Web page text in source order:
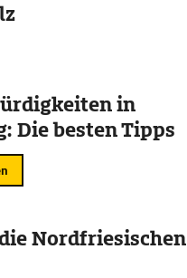
in
Die besten Tipps
Nordfriesischen